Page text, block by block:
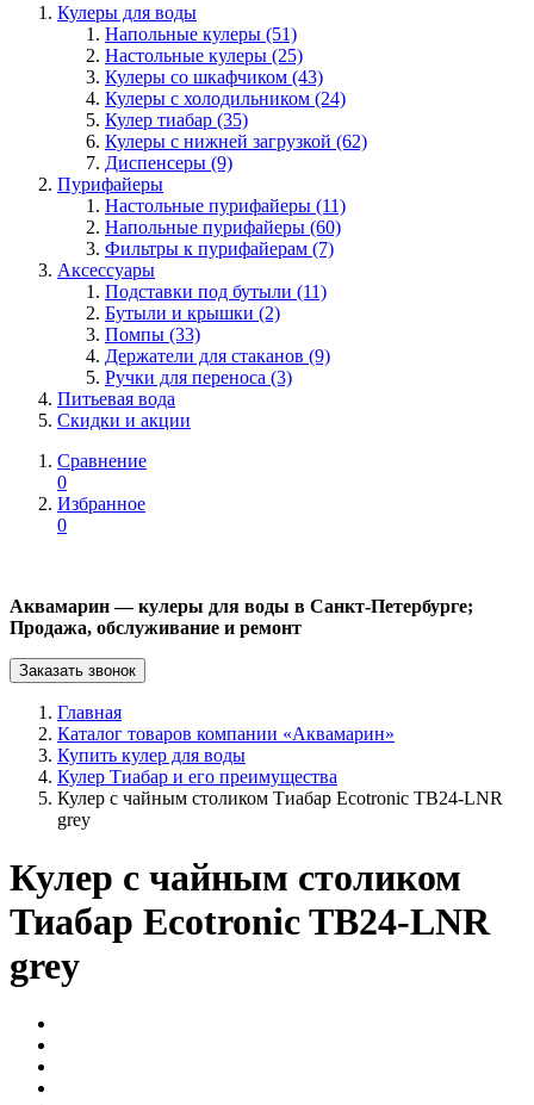
Кулеры для воды
Напольные кулеры (51)
Настольные кулеры (25)
Кулеры со шкафчиком (43)
Кулеры с холодильником (24)
Кулер тиабар (35)
Кулеры с нижней загрузкой (62)
Диспенсеры (9)
Пурифайеры
Настольные пурифайеры (11)
Напольные пурифайеры (60)
Фильтры к пурифайерам (7)
Аксессуары
Подставки под бутыли (11)
Бутыли и крышки (2)
Помпы (33)
Держатели для стаканов (9)
Ручки для переноса (3)
Питьевая вода
Скидки и акции
Сравнение
0
Избранное
0
Аквамарин — кулеры для воды в Санкт-Петербурге;
Продажа, обслуживание и ремонт
Заказать звонок
Главная
Каталог товаров компании «Аквамарин»
Купить кулер для воды
Кулер Тиабар и его преимущества
Кулер с чайным столиком Тиабар Ecotronic TB24-LNR
grey
Кулер с чайным столиком
Тиабар Ecotronic TB24-LNR
grey